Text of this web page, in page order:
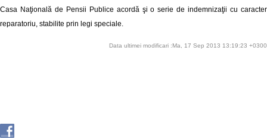
Casa Naţională de Pensii Publice acordă şi o serie de indemnizaţii cu caracter
reparatoriu, stabilite prin legi speciale.
Data ultimei modificari :Ma, 17 Sep 2013 13:19:23 +0300